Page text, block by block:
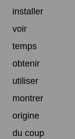
installer
voir
temps
obtenir
utiliser
montrer
origine
du coup